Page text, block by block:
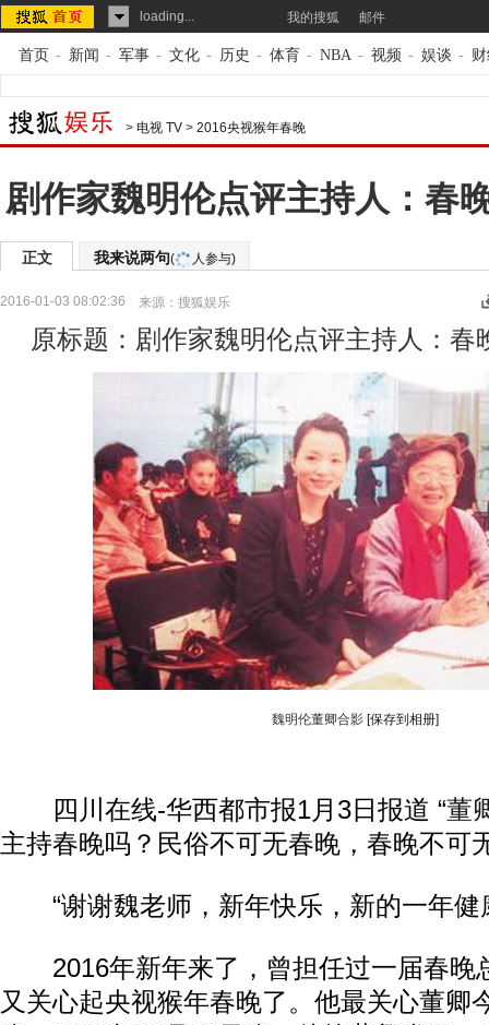
loading... 我的搜狐 邮件
首页 - 新闻 - 军事 - 文化 - 历史 - 体育 - NBA - 视频 - 娱谈 -
> 电视 TV > 2016央视猴年春晚
剧作家魏明伦点评主持人：春
正文 我来说两句( 人参与)
2016-01-03 08:02:36 来源： 搜狐娱乐
原标题：剧作家魏明伦点评主持人：春
魏明伦董卿合影 [保存到相册]
四川在线-华西都市报1月3日报道 “董
主持春晚吗？民俗不可无春晚，春晚不可
“谢谢魏老师，新年快乐，新的一年健
2016年新年来了，曾担任过一届春晚
又关心起央视猴年春晚了。他最关心董卿